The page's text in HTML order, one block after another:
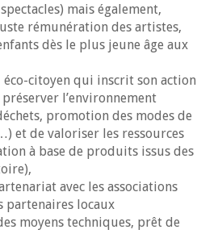
mais également,
rémunération des artistes,
dès le plus jeune âge aux
citoyen qui inscrit son action
l’environnement
promotion des modes de
et de valoriser les ressources
à base de produits issus des
avec les associations
partenaires locaux
moyens techniques, prêt de